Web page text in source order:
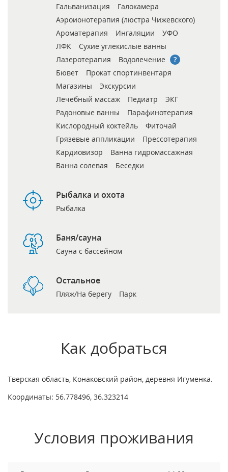
Гальванизация
Галокамера
Аэроионотерапия (люстра Чижевского)
Ароматерапия
Ингаляции
УФО
ЛФК
Сухие углекислые ванны
Лазеротерапия
Водолечение
Бювет
Прокат спортинвентаря
Магазины
Экскурсии
Лечебный массаж
Педиатр
ЭКГ
Радоновые ванны
Парафинотерапия
Кислородный коктейль
Фиточай
Грязевые аппликации
Прессотерапия
Кардиовизор
Ванна гидромассажная
Ванна солевая
Беседки
Рыбалка и охота
Рыбалка
Баня/сауна
Сауна с бассейном
Остальное
Пляж/На берегу Парк
Как добраться
Тверская область, Конаковский район, деревня Игуменка.
Координаты: 56.778496, 36.323214
Условия проживания